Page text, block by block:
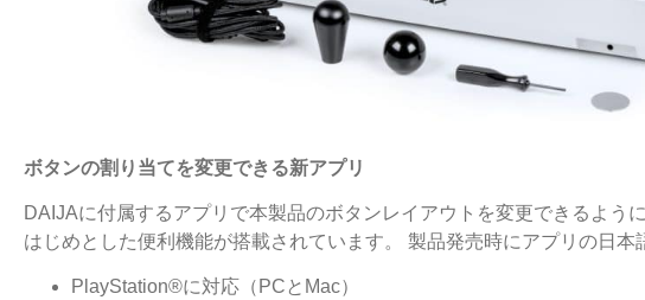
ボタンの割り当てを変更できる新アプリ
DAIJAに付属するアプリで本製品のボタンレイアウトを変更できるよう
はじめとした便利機能が搭載されています。 製品発売時にアプリの日本
PlayStation®に対応（PCとMac）